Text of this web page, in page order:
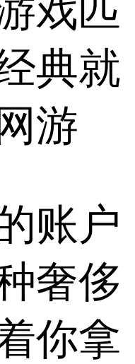
戏匹
典就
游
账户
奢侈
你拿